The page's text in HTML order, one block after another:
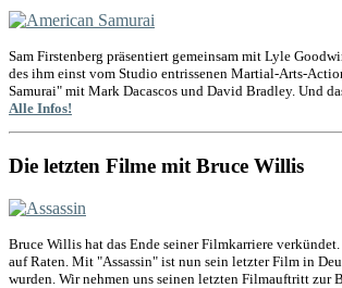
Sam Firstenberg präsentiert gemeinsam mit Lyle
des ihm einst vom Studio entrissenen Martial-Arts-
Samurai" mit Mark Dacascos und David Bradley. Und
Alle Infos!
Die letzten Filme mit Bruce Willis
Bruce Willis hat das Ende seiner Filmkarriere verkündet.
auf Raten. Mit "Assassin" ist nun sein letzter Film in
wurden. Wir nehmen uns seinen letzten Filmauftritt zur